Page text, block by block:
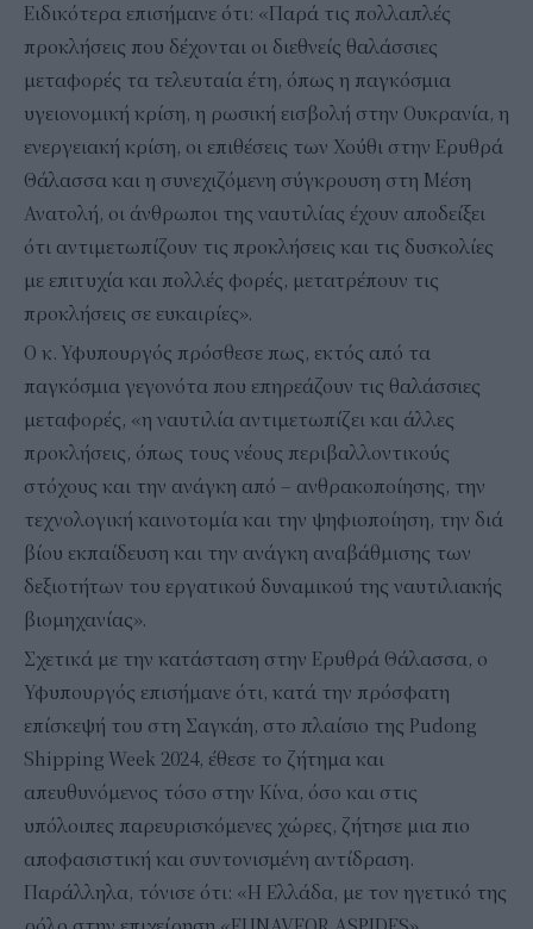
Ειδικότερα επισήμανε ότι: «Παρά τις πολλαπλές
προκλήσεις που δέχονται οι διεθνείς θαλάσσιες
μεταφορές τα τελευταία έτη, όπως η παγκόσμια
υγειονομική κρίση, η ρωσική εισβολή στην Ουκρανία, η
ενεργειακή κρίση, οι επιθέσεις των Χούθι στην Ερυθρά
Θάλασσα και η συνεχιζόμενη σύγκρουση στη Μέση
Ανατολή, οι άνθρωποι της ναυτιλίας έχουν αποδείξει
ότι αντιμετωπίζουν τις προκλήσεις και τις δυσκολίες
με επιτυχία και πολλές φορές, μετατρέπουν τις
προκλήσεις σε ευκαιρίες».
Ο κ. Υφυπουργός πρόσθεσε πως, εκτός από τα
παγκόσμια γεγονότα που επηρεάζουν τις θαλάσσιες
μεταφορές, «η ναυτιλία αντιμετωπίζει και άλλες
προκλήσεις, όπως τους νέους περιβαλλοντικούς
στόχους και την ανάγκη από – ανθρακοποίησης, την
τεχνολογική καινοτομία και την ψηφιοποίηση, την διά
βίου εκπαίδευση και την ανάγκη αναβάθμισης των
δεξιοτήτων του εργατικού δυναμικού της ναυτιλιακής
βιομηχανίας».
Σχετικά με την κατάσταση στην Ερυθρά Θάλασσα, ο
Υφυπουργός επισήμανε ότι, κατά την πρόσφατη
επίσκεψή του στη Σαγκάη, στο πλαίσιο της Pudong
Shipping Week 2024, έθεσε το ζήτημα και
απευθυνόμενος τόσο στην Κίνα, όσο και στις
υπόλοιπες παρευρισκόμενες χώρες, ζήτησε μια πιο
αποφασιστική και συντονισμένη αντίδραση.
Παράλληλα, τόνισε ότι: «Η Ελλάδα, με τον ηγετικό της